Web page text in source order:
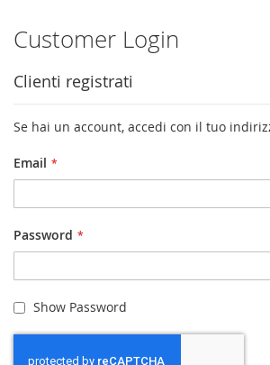
Customer Login
Clienti registrati
Se hai un account, accedi con il tuo
Email
Password
Show Password